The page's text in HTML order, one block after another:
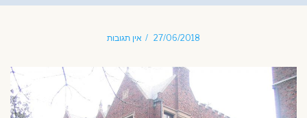
27/06/2018 אין תגובות